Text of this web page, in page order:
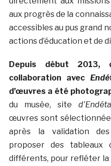
aux progrès de la
accessibles au pus grand
actions d’éducation et de
Depuis début
collaboration avec
d’œuvres a été
du musée, site
œuvres sont
après la validation
proposer des tableaux
différents, pour refléter la